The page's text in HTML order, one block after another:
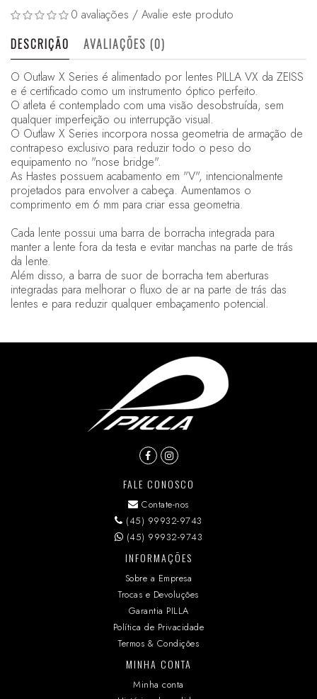
0 avaliações / Avalie este produto
DESCRIÇÃO AVALIAÇÕES (0)
O Outlaw X Series é alimentado por lentes PILLA VX da ZEISS
e é certificado como um instrumento óptico perfeito.
O atleta é contemplado com uma visão desobstruída, sem
qualquer imperfeição ou interrupção visual.
O Outlaw X Series incorpora nossa geometria de armação de
contrapeso exclusivo para reduzir todo o peso do
equipamento no "nose bridge".
As Hastes possuem acabamento em "V", intencionalmente
projetados para envolver a cabeça. Aumentamos o
comprimento em 6 mm para criar essa geometria.
Cada lente possui uma barra de borracha integrada para
manter a lente fora da testa e evitar manchas na parte de trás
da lente.
Além disso, a barra de suor de borracha tem aberturas
integradas para melhorar o fluxo de ar na parte de trás das
lentes e para reduzir qualquer embaçamento potencial.
FALE CONOSCO
Contate-nos
(45) 99932-9743
(45) 99932-9743
INFORMAÇÕES
Sobre a Empresa
Trocas e Devoluções
Garantia PILLA
Política de Privacidade
Termos & Condições
MINHA CONTA
Minha conta